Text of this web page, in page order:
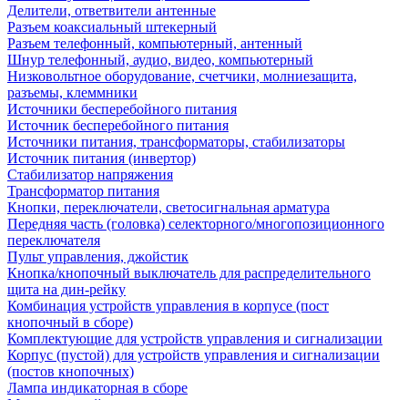
Делители, ответвители антенные
Разъем коаксиальный штекерный
Разъем телефонный, компьютерный, антенный
Шнур телефонный, аудио, видео, компьютерный
Низковольтное оборудование, счетчики, молниезащита,
разъемы, клеммники
Источники бесперебойного питания
Источник бесперебойного питания
Источники питания, трансформаторы, стабилизаторы
Источник питания (инвертор)
Стабилизатор напряжения
Трансформатор питания
Кнопки, переключатели, светосигнальная арматура
Передняя часть (головка) селекторного/многопозиционного
переключателя
Пульт управления, джойстик
Кнопка/кнопочный выключатель для распределительного
щита на дин-рейку
Комбинация устройств управления в корпусе (пост
кнопочный в сборе)
Комплектующие для устройств управления и сигнализации
Корпус (пустой) для устройств управления и сигнализации
(постов кнопочных)
Лампа индикаторная в сборе